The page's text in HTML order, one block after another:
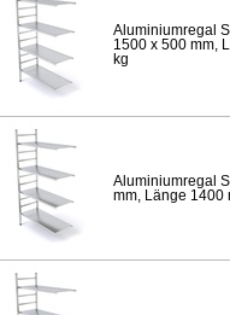
Aluminiumregal
1500 x 500 mm,
kg
Aluminiumregal
mm, Länge 1400